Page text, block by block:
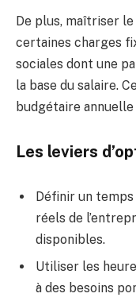
De plus, maîtriser
certaines charges
sociales dont une
la base du salaire.
budgétaire
Les leviers
Définir un
réels de
disponibles.
Utiliser les
à des besoins